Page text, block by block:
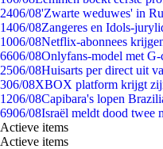
2406/08'Zwarte weduwes' in
1406/08Zangeres en Idols-
1006/08Netflix-abonnees
6606/08Onlyfans-model met
2506/08Huisarts per direct uit
306/08XBOX platform krijgt
1206/08Capibara's lopen
6906/08Israël meldt dood twee
Actieve items
Actieve items